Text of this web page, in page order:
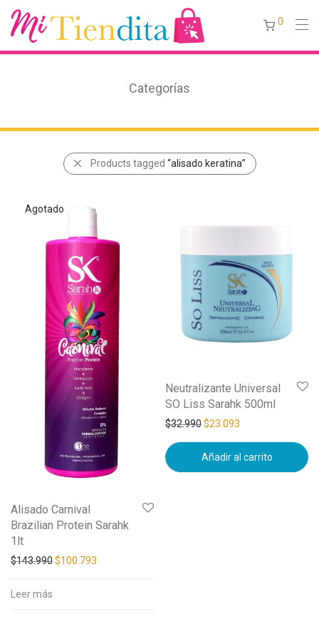
0
Categorías
Products tagged “alisado keratina”
Alisado Carnival
Brazilian Protein Sarahk
1lt
$143.990$100.793
Leer más
Neutralizante Universal
SO Liss Sarahk 500ml
$32.990$23.093
Añadir al carrito